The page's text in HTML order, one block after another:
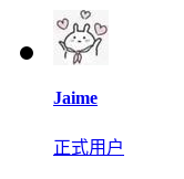
Jaime
正式用户